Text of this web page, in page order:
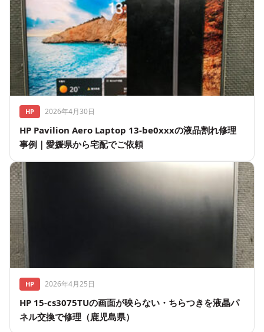
HP 2026年4月30日
HP Pavilion Aero Laptop 13-be0xxxの液晶割れ修理
事例｜愛媛県から宅配でご依頼
HP 2026年4月25日
HP 15-cs3075TUの画面が映らない・ちらつきを液晶パ
ネル交換で修理（鹿児島県）